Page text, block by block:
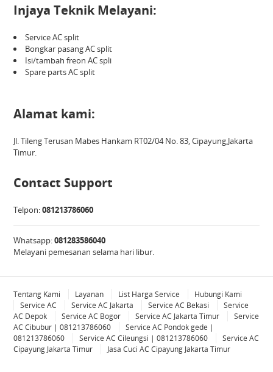
Injaya Teknik Melayani:
Service AC split
Bongkar pasang AC split
Isi/tambah freon AC spli
Spare parts AC split
Alamat kami:
Jl. Tileng Terusan Mabes Hankam RT02/04 No. 83, Cipayung,Jakarta
Timur.
Contact Support
Telpon:081213786060
Whatsapp:081283586040
Melayani pemesanan selama hari libur.
Tentang Kami Layanan List Harga Service
Hubungi Kami
Service AC
Service AC Jakarta Service AC Bekasi
Service
AC Depok
Service AC Bogor Service AC Jakarta Timur
Service
AC Cibubur | 081213786060
Service AC Pondok gede |
081213786060
Service AC Cileungsi | 081213786060
Service AC
Cipayung Jakarta Timur
Jasa Cuci AC Cipayung Jakarta Timur